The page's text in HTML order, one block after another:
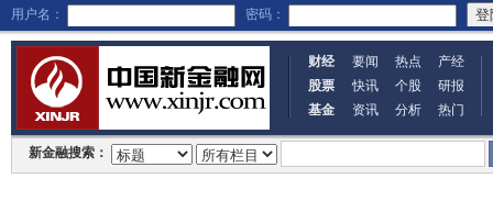
用户名： 密码：
财经 要闻 热点
产经
股票
快讯 个股
研报
基金
资讯 分析 热门
新金融搜索：